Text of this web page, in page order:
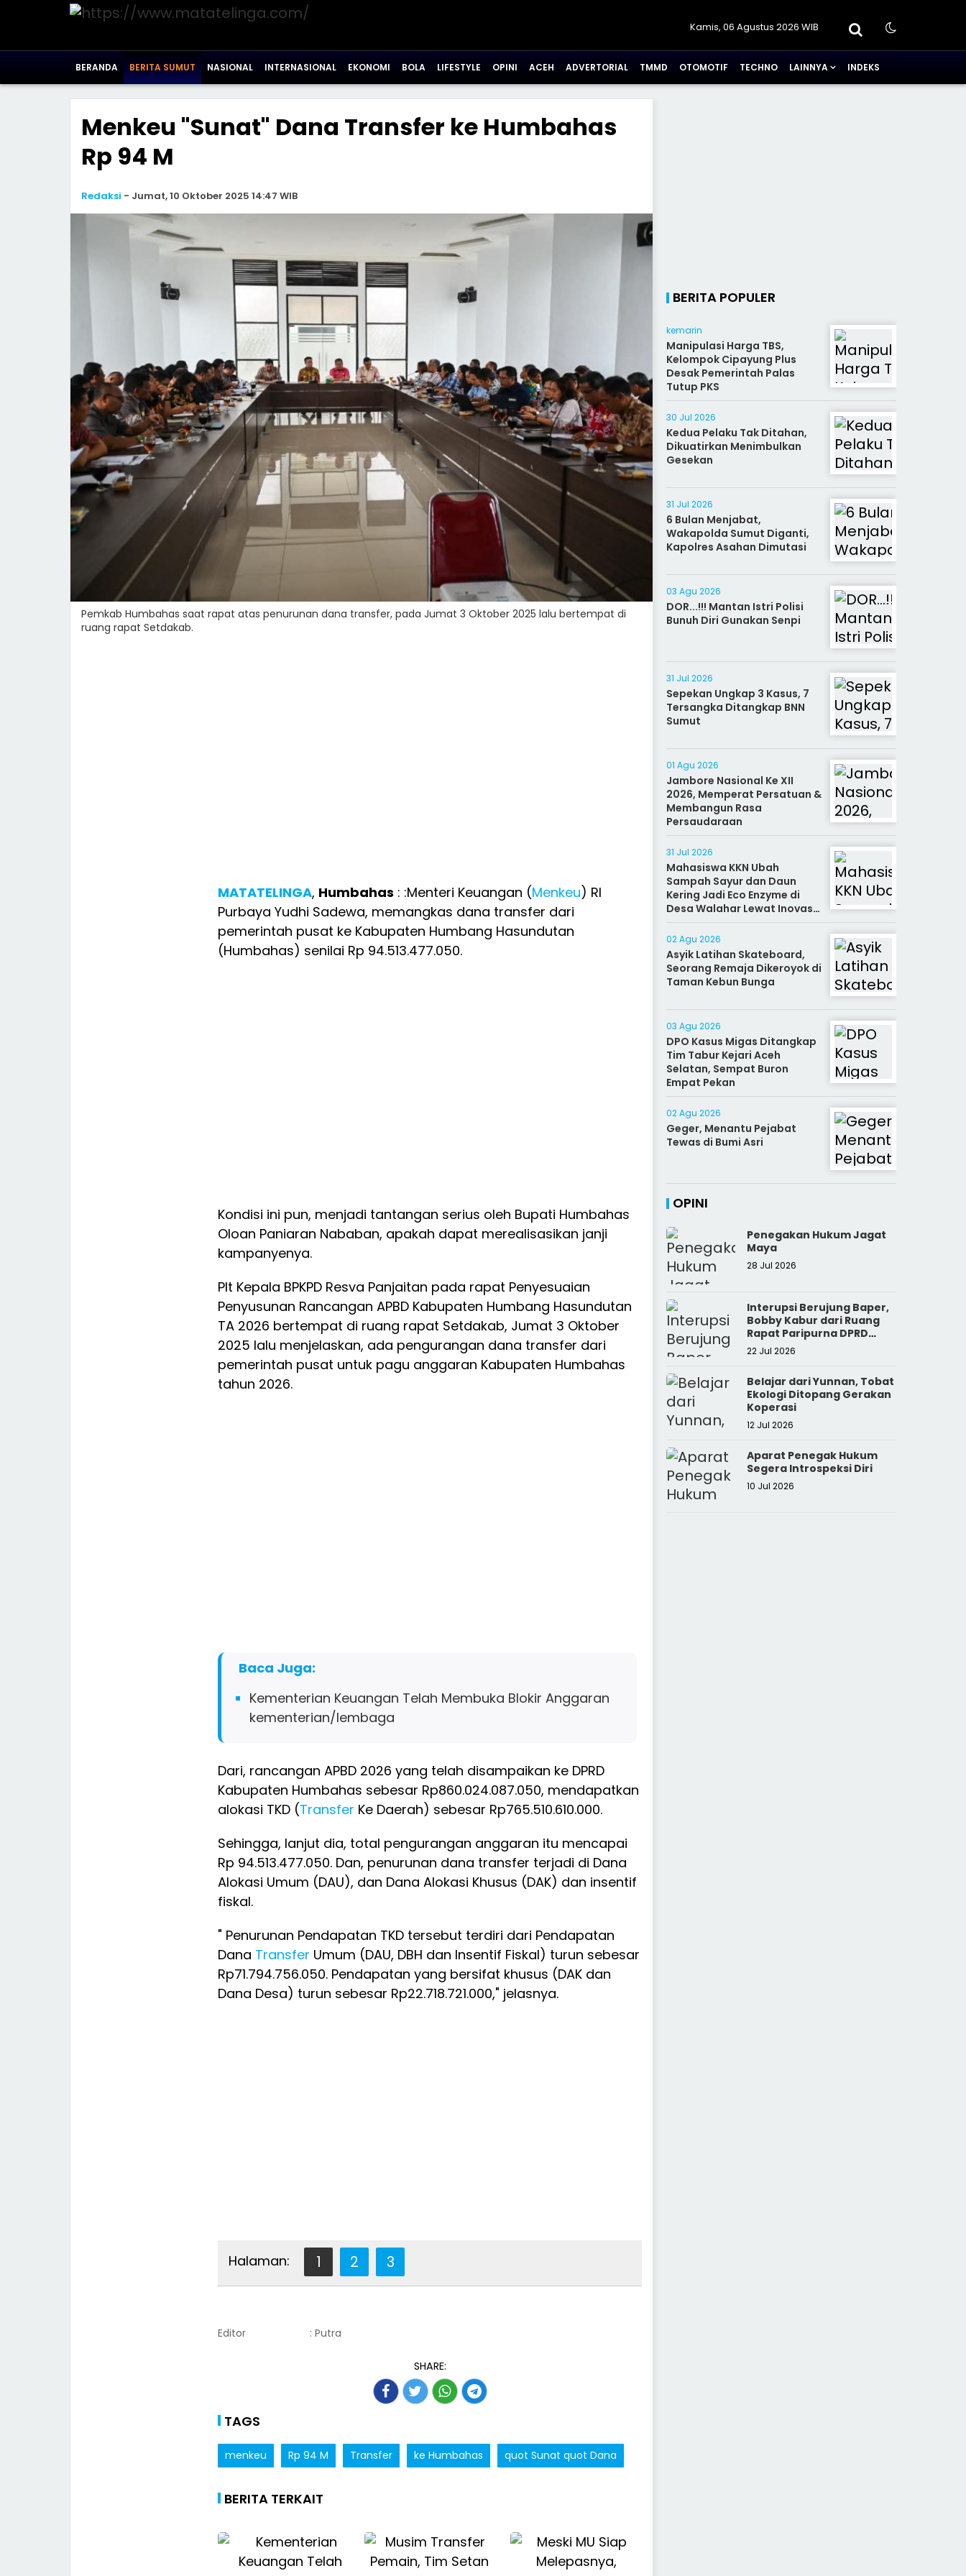
Kamis, 06 Agustus 2026 WIB
BERANDA BERITA SUMUT NASIONAL INTERNASIONAL EKONOMI BOLA LIFESTYLE OPINI ACEH ADVERTORIAL TMMD OTOMOTIF TECHNO LAINNYA INDEKS
Menkeu "Sunat" Dana Transfer ke Humbahas
Rp 94 M
Redaksi - Jumat, 10 Oktober 2025 14:47 WIB
Pemkab Humbahas saat rapat atas penurunan dana transfer, pada Jumat 3 Oktober 2025 lalu bertempat di
ruang rapat Setdakab.
MATATELINGA, Humbahas : :Menteri Keuangan (Menkeu) RI
Purbaya Yudhi Sadewa, memangkas dana transfer dari
pemerintah pusat ke Kabupaten Humbang Hasundutan
(Humbahas) senilai Rp 94.513.477.050.
Kondisi ini pun, menjadi tantangan serius oleh Bupati Humbahas
Oloan Paniaran Nababan, apakah dapat merealisasikan janji
kampanyenya.
Plt Kepala BPKPD Resva Panjaitan pada rapat Penyesuaian
Penyusunan Rancangan APBD Kabupaten Humbang Hasundutan
TA 2026 bertempat di ruang rapat Setdakab, Jumat 3 Oktober
2025 lalu menjelaskan, ada pengurangan dana transfer dari
pemerintah pusat untuk pagu anggaran Kabupaten Humbahas
tahun 2026.
Baca Juga:
Kementerian Keuangan Telah Membuka Blokir Anggaran
kementerian/lembaga
Dari, rancangan APBD 2026 yang telah disampaikan ke DPRD
Kabupaten Humbahas sebesar Rp860.024.087.050, mendapatkan
alokasi TKD (Transfer Ke Daerah) sebesar Rp765.510.610.000.
Sehingga, lanjut dia, total pengurangan anggaran itu mencapai
Rp 94.513.477.050. Dan, penurunan dana transfer terjadi di Dana
Alokasi Umum (DAU), dan Dana Alokasi Khusus (DAK) dan insentif
fiskal.
" Penurunan Pendapatan TKD tersebut terdiri dari Pendapatan
Dana Transfer Umum (DAU, DBH dan Insentif Fiskal) turun sebesar
Rp71.794.756.050. Pendapatan yang bersifat khusus (DAK dan
Dana Desa) turun sebesar Rp22.718.721.000," jelasnya.
Halaman: 1 2 3
Editor : Putra
SHARE:
TAGS
menkeu Rp 94 M Transfer ke Humbahas quot Sunat quot Dana
BERITA TERKAIT
BERITA POPULER
kemarin
Manipulasi Harga TBS,
Kelompok Cipayung Plus
Desak Pemerintah Palas
Tutup PKS
30 Jul 2026
Kedua Pelaku Tak Ditahan,
Dikuatirkan Menimbulkan
Gesekan
31 Jul 2026
6 Bulan Menjabat,
Wakapolda Sumut Diganti,
Kapolres Asahan Dimutasi
03 Agu 2026
DOR...!!! Mantan Istri Polisi
Bunuh Diri Gunakan Senpi
31 Jul 2026
Sepekan Ungkap 3 Kasus, 7
Tersangka Ditangkap BNN
Sumut
01 Agu 2026
Jambore Nasional Ke XII
2026, Memperat Persatuan &
Membangun Rasa
Persaudaraan
31 Jul 2026
Mahasiswa KKN Ubah
Sampah Sayur dan Daun
Kering Jadi Eco Enzyme di
Desa Walahar Lewat Inovasi
Alat Kreatif
02 Agu 2026
Asyik Latihan Skateboard,
Seorang Remaja Dikeroyok di
Taman Kebun Bunga
03 Agu 2026
DPO Kasus Migas Ditangkap
Tim Tabur Kejari Aceh
Selatan, Sempat Buron
Empat Pekan
02 Agu 2026
Geger, Menantu Pejabat
Tewas di Bumi Asri
OPINI
Penegakan Hukum Jagat
Maya
28 Jul 2026
Interupsi Berujung Baper,
Bobby Kabur dari Ruang
Rapat Paripurna DPRD
Sumut
22 Jul 2026
Belajar dari Yunnan, Tobat
Ekologi Ditopang Gerakan
Koperasi
12 Jul 2026
Aparat Penegak Hukum
Segera Introspeksi Diri
10 Jul 2026